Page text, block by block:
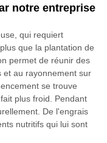
notre entreprise
qui requiert
que la plantation de
permet de réunir des
et au rayonnement sur
se trouve
plus froid. Pendant
De l'engrais
nutritifs qui lui sont